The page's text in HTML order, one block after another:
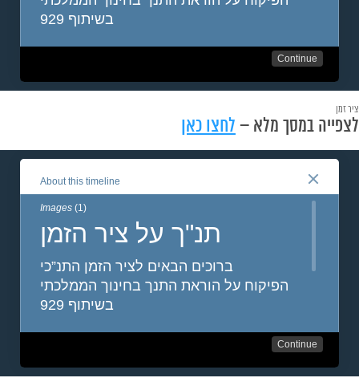
ציר זמן
לצפייה במסך מלא – לחצו כאן